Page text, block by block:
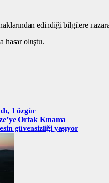
edindiği bilgilere
hasar oluştu.
1 özgür
Ortak Kınama
güvensizliği yaşıyor